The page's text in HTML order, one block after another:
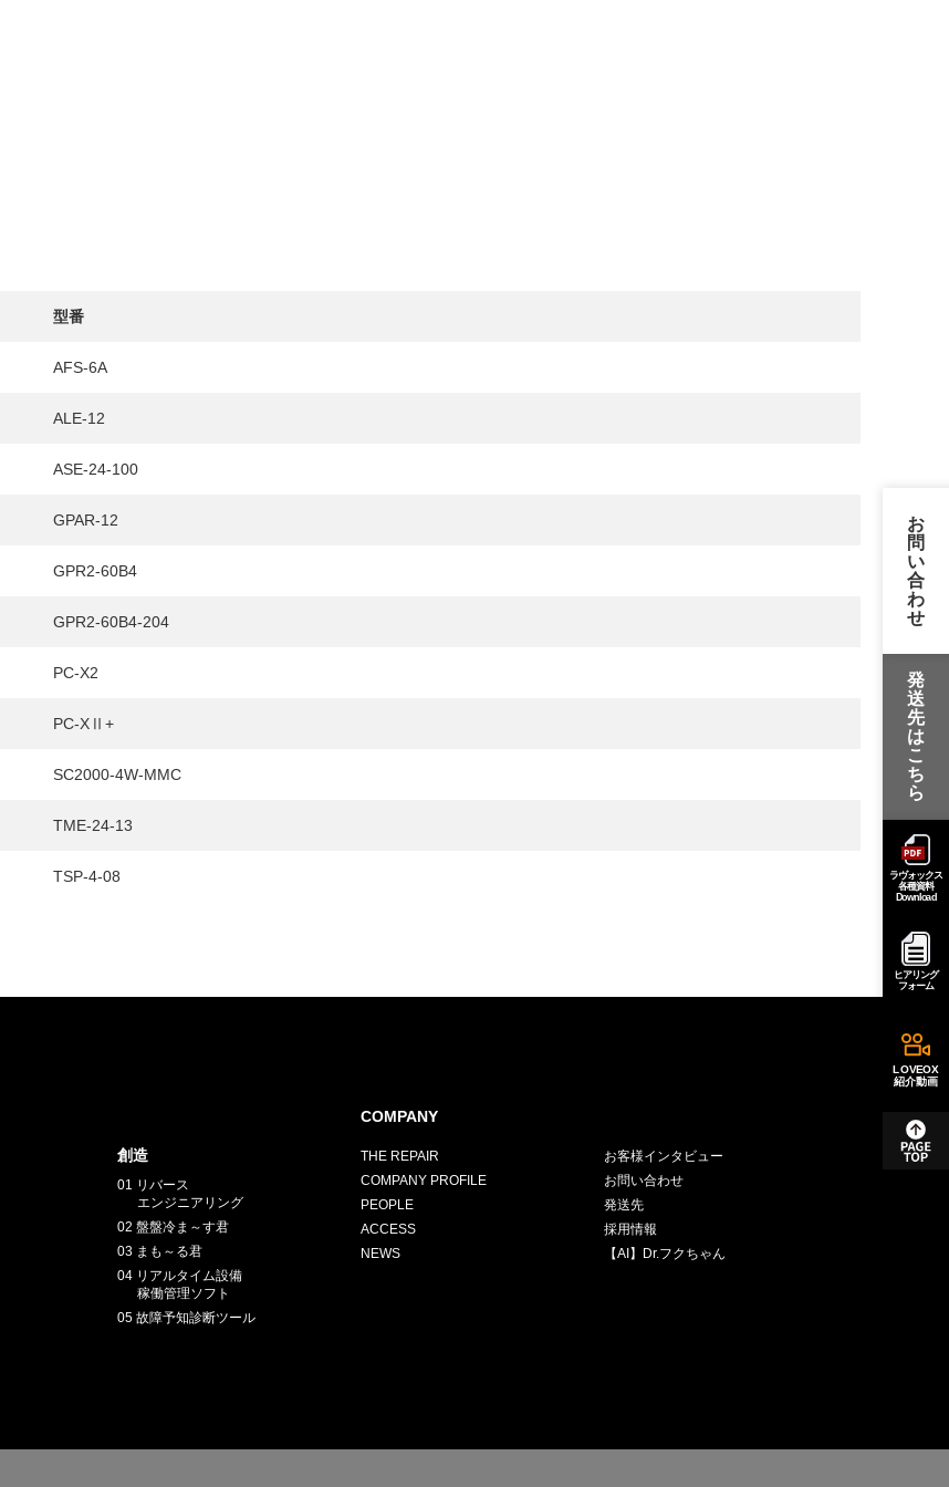
お
問
い
合
わ
せ
発
送
先
は
こ
ち
ら
ラヴォックス
各種資料
Download
ヒアリング
フォーム
LOVEOX
紹介動画
型番
AFS-6A
ALE-12
ASE-24-100
GPAR-12
GPR2-60B4
GPR2-60B4-204
PC-X2
PC-XⅡ+
SC2000-4W-MMC
TME-24-13
TSP-4-08
創造
01 リバース
エンジニアリング
02 盤盤冷ま～す君
03 まも～る君
04 リアルタイム設備
稼働管理ソフト
05 故障予知診断ツール
COMPANY
THE REPAIR
COMPANY PROFILE
PEOPLE
ACCESS
NEWS
お客様インタビュー
お問い合わせ
発送先
採用情報
【AI】Dr.フクちゃん